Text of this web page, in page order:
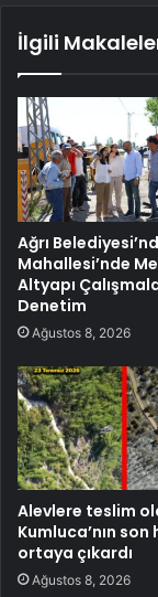
İlgili
Ağrı
Mahallesi’nde
Altyapı
Denetim
Ağustos 8, 2026
Alevlere teslim
Kumluca’nın son
ortaya çıkardı
Ağustos 8, 2026